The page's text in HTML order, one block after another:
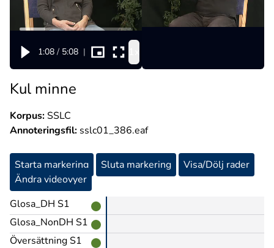
1:08 / 5:08 |
Kul minne
Korpus:SSLC
Annoteringsfil: sslc01_386.eaf
Starta markering Sluta markering
Visa/Dölj rader
Ändra videovyer
Glosa_DH S1
Glosa_NonDH S1
Översättning S1